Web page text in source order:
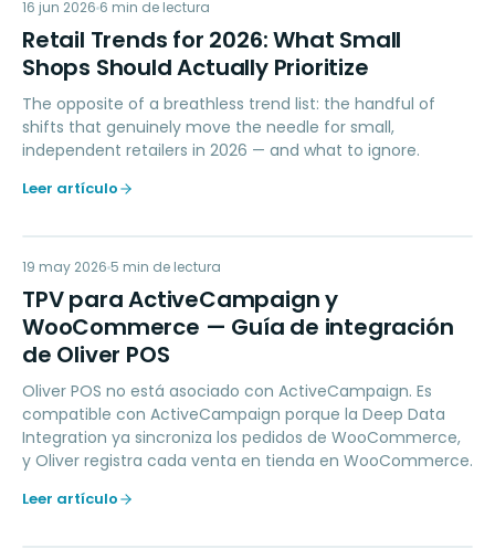
RT
RETAIL TIPS & TRENDS
16 jun 2026 6 min de lectura
Retail Trends for 2026: What Small
Shops Should Actually Prioritize
The opposite of a breathless trend list: the handful of
shifts that genuinely move the needle for small,
independent retailers in 2026 — and what to ignore.
Leer artículo
TP
MARKETING
19 may 2026 5 min de lectura
TPV para ActiveCampaign y
WooCommerce — Guía de integración
de Oliver POS
Oliver POS no está asociado con ActiveCampaign. Es
compatible con ActiveCampaign porque la Deep Data
Integration ya sincroniza los pedidos de WooCommerce,
y Oliver registra cada venta en tienda en WooCommerce.
Leer artículo